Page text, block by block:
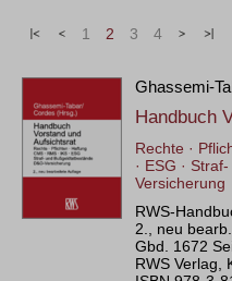
|< < 1 2 3 4 > >|
Ghassemi-
Handbuch
Rechte ·
· ESG ·
Versicherung
RWS-
2., neu
Gbd. 1672
RWS Verlag,